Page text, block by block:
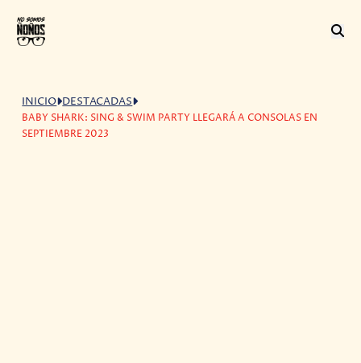
INICIO DESTACADAS
BABY SHARK: SING & SWIM PARTY LLEGARÁ A CONSOLAS EN
SEPTIEMBRE 2023